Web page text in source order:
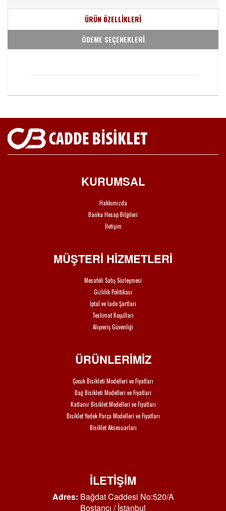
ÜRÜN ÖZELLİKLERİ
ÖDEME SEÇENEKLERİ
KURUMSAL
Hakkımızda
Banka Hesap Bilgileri
İletişim
MÜŞTERİ HİZMETLERİ
Mesafeli Satış Sözleşmesi
Gizlilik Politikası
İptal ve İade Şartları
Teslimat Koşulları
Alışveriş Güvenliği
ÜRÜNLERİMİZ
Çocuk Bisikleti Modelleri ve Fiyatları
Dağ Bisikleti Modelleri ve Fiyatları
Katlanır Bisiklet Modelleri ve Fiyatları
Bisiklet Yedek Parça Modelleri ve Fiyatları
Bisiklet Aksesuarları
İLETİŞİM
Adres: Bağdat Caddesi No:520/A
Bostancı / İstanbul